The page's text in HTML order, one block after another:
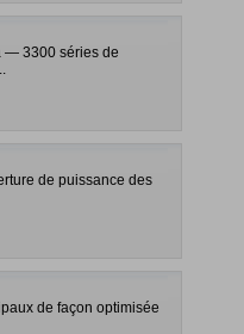
— 3300 séries de
de puissance des
de façon optimisée